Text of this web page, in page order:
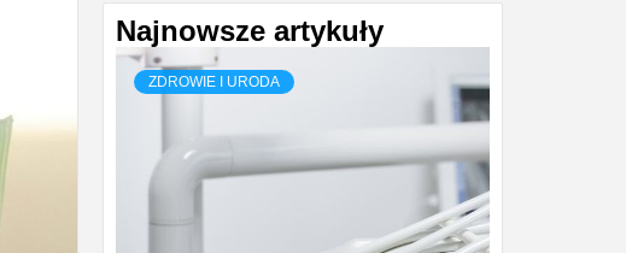
Najnowsze artykuły
ZDROWIE I URODA